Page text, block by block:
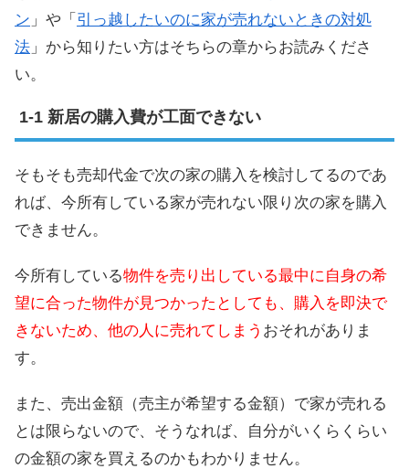
ン 」や「 引っ越したいのに家が売れないときの対処
法 」から知りたい方はそちらの章からお読みくださ
い。
新居の購入費が工面できない
そもそも売却代金で次の家の購入を検討してるのであ
れば、今所有している家が売れない限り次の家を購入
できません。
今所有している物件を売り出している最中に自身の希
望に合った物件が見つかったとしても、購入を即決で
きないため、他の人に売れてしまう おそれがありま
す。
また、売出金額（売主が希望する金額）で家が売れる
とは限らないので、そうなれば、自分がいくらくらい
の金額の家を買えるのかもわかりません。